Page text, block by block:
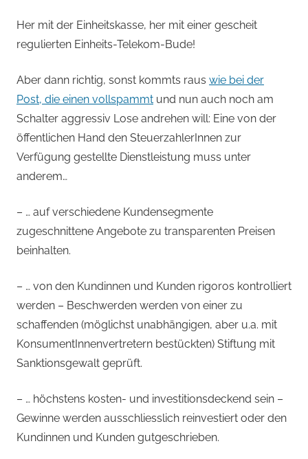
Her mit der Einheitskasse, her mit einer gescheit
regulierten Einheits-Telekom-Bude!
Aber dann richtig, sonst kommts raus wie bei der
Post, die einen vollspammt und nun auch noch am
Schalter aggressiv Lose andrehen will: Eine von der
öffentlichen Hand den SteuerzahlerInnen zur
Verfügung gestellte Dienstleistung muss unter
anderem…
– … auf verschiedene Kundensegmente
zugeschnittene Angebote zu transparenten Preisen
beinhalten.
– … von den Kundinnen und Kunden rigoros kontrolliert
werden – Beschwerden werden von einer zu
schaffenden (möglichst unabhängigen, aber u.a. mit
KonsumentInnenvertretern bestückten) Stiftung mit
Sanktionsgewalt geprüft.
– … höchstens kosten- und investitionsdeckend sein –
Gewinne werden ausschliesslich reinvestiert oder den
Kundinnen und Kunden gutgeschrieben.